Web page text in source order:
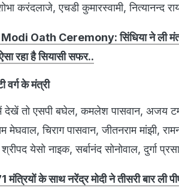
करंदलाजे, एचडी कुमारस्वामी, नित्यानन्द
Oath Ceremony: सिंधिया ने ली
रहा है सियासी सफर..
वर्ग के मंत्री
देखें तो एसपी बघेल, कमलेश पासवान, अजय
मेघवाल, चिराग पासवान, जीतनराम मांझी,
येसो नाइक, सर्बानंद सोनोवाल, दुर्गा
मंत्रियों के साथ नरेंद्र मोदी ने तीसरी बार ली